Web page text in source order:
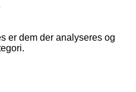
er dem der analyseres og